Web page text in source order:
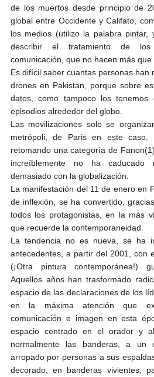
de los muertos desde principio de
global entre Occidente y Califato,
los medios (utilizo la palabra
describir el tratamiento de
comunicación, que no hacen más que
Es difícil saber cuantas personas han
drones en Pakistan, porque sobre
datos, como tampoco los
episodios alrededor del globo.
Las movilizaciones solo se
metrópoli, de Paris en este caso,
retomando una categoría de
increíblemente no ha
demasiado con la globalización.
La manifestación del 11 de enero en
de inflexión, se ha convertido,
todos los protagonistas, en la más
que recuerde la contemporaneidad.
La tendencia no es nueva, se ha
antecedentes, a partir del 2001, con
(¡Otra pintura contemporánea!)
Aquellos años han trasformado
espacio de las declaraciones de los
en la máxima atención que
comunicación e imagen en esta
espacio centrado en el orador y
normalmente las banderas, a un
arropado por personas a sus
decorado, en banderas vivientes,